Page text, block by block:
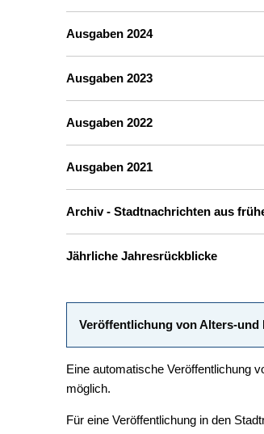
Ausgaben 2024
Ausgaben 2023
Ausgaben 2022
Ausgaben 2021
Archiv - Stadtnachrichten aus
Jährliche Jahresrückblicke
Veröffentlichung von Alters-und
Eine automatische Veröffentlichung
möglich.
Für eine Veröffentlichung in den